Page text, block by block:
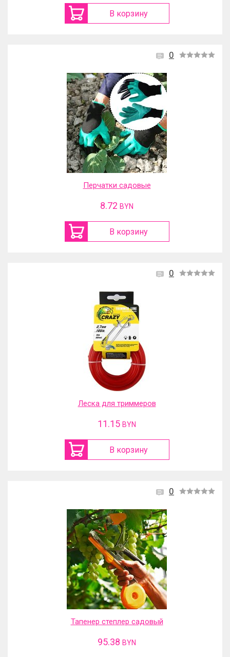
В корзину
0
Перчатки садовые
8.72 BYN
В корзину
0
Леска для триммеров
11.15 BYN
В корзину
0
Тапенер степлер садовый
95.38 BYN